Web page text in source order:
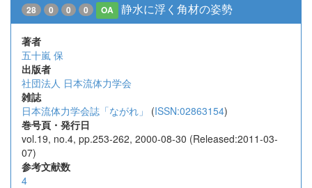
28 0 0 0 OA 静水に浮く角材の姿勢
著者
五十嵐 保
出版者
社団法人 日本流体力学会
雑誌
日本流体力学会誌「ながれ」
(ISSN:02863154)
巻号頁・発行日
vol.19, no.4, pp.253-262, 2000-08-30 (Released:2011-03-
07)
参考文献数
4